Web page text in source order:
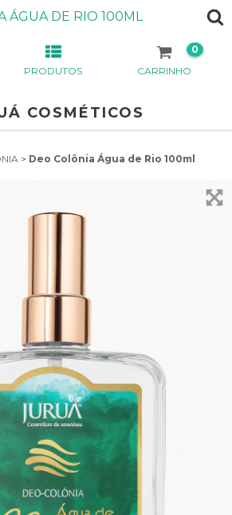
ÁGUA DE RIO 100ML
PRODUTOS CARRINHO
0
COSMÉTICOS
> Deo Colônia Água de Rio 100ml